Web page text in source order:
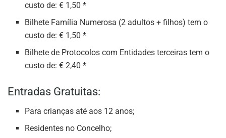
custo de: € 1,50 *
Bilhete Família Numerosa (2 adultos + filhos) tem o
custo de: € 1,50 *
Bilhete de Protocolos com Entidades terceiras tem o
custo de: € 2,40 *
Entradas Gratuitas:
Para crianças até aos 12 anos;
Residentes no Concelho;